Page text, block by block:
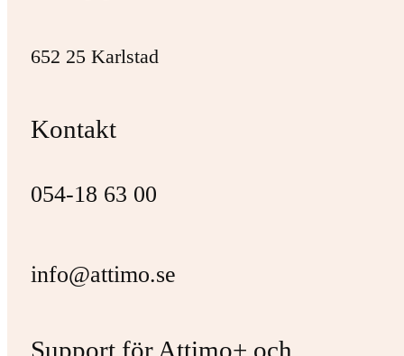
652 25 Karlstad
Kontakt
054-18 63 00
info@attimo.se
Support för Attimo+ och